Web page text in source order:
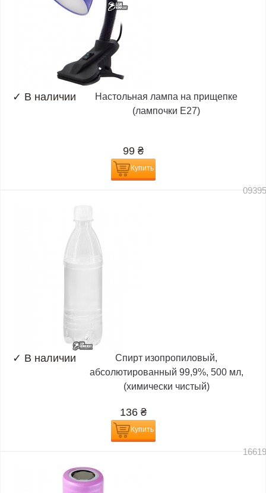
✓ В наличии
Настольная лампа на прищепке
(лампочки E27)
99 ₴
Купить
✓ В наличии
Спирт изопропиловый,
абсолютированный 99,9%, 500 мл,
(химически чистый)
136 ₴
Купить